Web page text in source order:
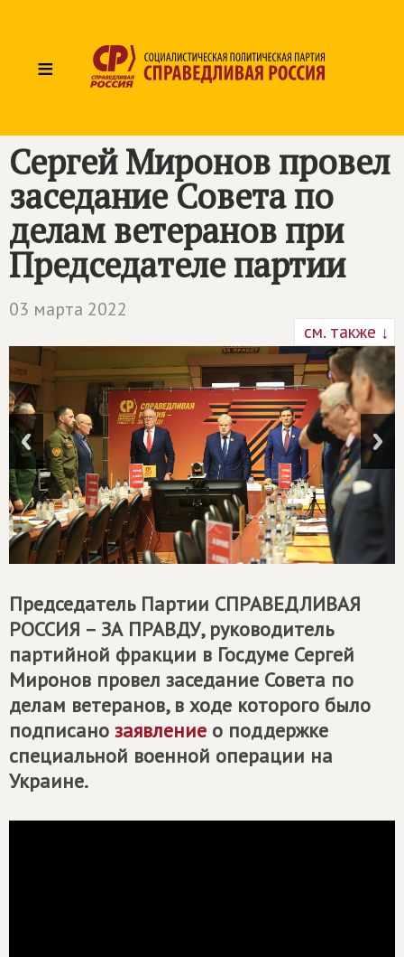
≡
Сергей Миронов провел
заседание Совета по
делам ветеранов при
Председателе партии
03 марта 2022
см. также ↓
Председатель Партии СПРАВЕДЛИВАЯ
РОССИЯ – ЗА ПРАВДУ, руководитель
партийной фракции в Госдуме Сергей
Миронов провел заседание Совета по
делам ветеранов, в ходе которого было
подписано заявление о поддержке
специальной военной операции на
Украине.